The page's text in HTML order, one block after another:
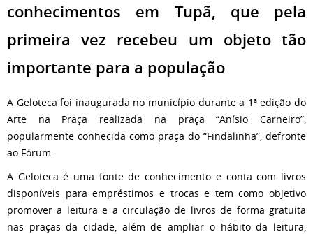
conhecimentos em Tupã, que pela
primeira vez recebeu um objeto tão
importante para a população
A Geloteca foi inaugurada no município durante a 1ª edição do
Arte na Praça realizada na praça “Anísio Carneiro”,
popularmente conhecida como praça do “Findalinha”, defronte
ao Fórum.
A Geloteca é uma fonte de conhecimento e conta com livros
disponíveis para empréstimos e trocas e tem como objetivo
promover a leitura e a circulação de livros de forma gratuita
nas praças da cidade, além de ampliar o hábito da leitura,